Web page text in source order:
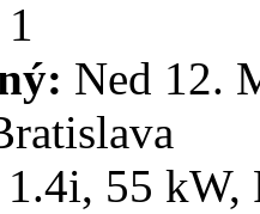
1
Ned 12.
1.4i, 55 kW,